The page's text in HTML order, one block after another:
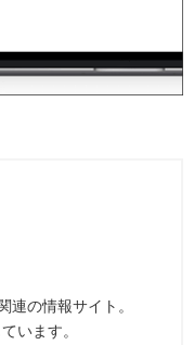
連の情報サイト。
います。